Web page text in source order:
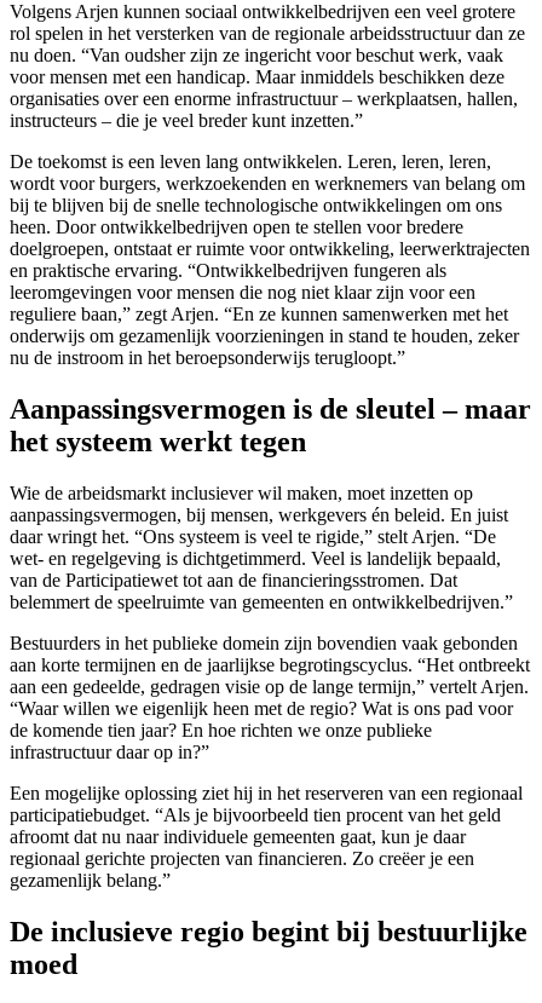
Volgens Arjen kunnen sociaal ontwikkelbedrijven een veel grotere
rol spelen in het versterken van de regionale arbeidsstructuur dan ze
nu doen. “Van oudsher zijn ze ingericht voor beschut werk, vaak
voor mensen met een handicap. Maar inmiddels beschikken deze
organisaties over een enorme infrastructuur – werkplaatsen, hallen,
instructeurs – die je veel breder kunt inzetten.”
De toekomst is een leven lang ontwikkelen. Leren, leren, leren,
wordt voor burgers, werkzoekenden en werknemers van belang om
bij te blijven bij de snelle technologische ontwikkelingen om ons
heen. Door ontwikkelbedrijven open te stellen voor bredere
doelgroepen, ontstaat er ruimte voor ontwikkeling, leerwerktrajecten
en praktische ervaring. “Ontwikkelbedrijven fungeren als
leeromgevingen voor mensen die nog niet klaar zijn voor een
reguliere baan,” zegt Arjen. “En ze kunnen samenwerken met het
onderwijs om gezamenlijk voorzieningen in stand te houden, zeker
nu de instroom in het beroepsonderwijs terugloopt.”
Aanpassingsvermogen is de sleutel – maar
het systeem werkt tegen
Wie de arbeidsmarkt inclusiever wil maken, moet inzetten op
aanpassingsvermogen, bij mensen, werkgevers én beleid. En juist
daar wringt het. “Ons systeem is veel te rigide,” stelt Arjen. “De
wet- en regelgeving is dichtgetimmerd. Veel is landelijk bepaald,
van de Participatiewet tot aan de financieringsstromen. Dat
belemmert de speelruimte van gemeenten en ontwikkelbedrijven.”
Bestuurders in het publieke domein zijn bovendien vaak gebonden
aan korte termijnen en de jaarlijkse begrotingscyclus. “Het ontbreekt
aan een gedeelde, gedragen visie op de lange termijn,” vertelt Arjen.
“Waar willen we eigenlijk heen met de regio? Wat is ons pad voor
de komende tien jaar? En hoe richten we onze publieke
infrastructuur daar op in?”
Een mogelijke oplossing ziet hij in het reserveren van een regionaal
participatiebudget. “Als je bijvoorbeeld tien procent van het geld
afroomt dat nu naar individuele gemeenten gaat, kun je daar
regionaal gerichte projecten van financieren. Zo creëer je een
gezamenlijk belang.”
De inclusieve regio begint bij bestuurlijke
moed